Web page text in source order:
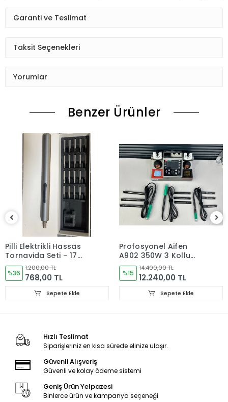
mükemmel bir yol
Ekran Türü
Garanti ve Teslimat
Taksit Seçenekleri
Yorumlar
Benzer Ürünler
Pilli Elektrikli Hassas
Tornavida Seti – 17
Uçlu Manyetik
Tornavida
%36
1.200,00 TL
768,00 TL
Sepete Ekle
Profosyonel Aifen
A902 350W 3 Kollu
Akıllı Havya Lehim
İstasyonu (C-115/C-
210/C-245/C-470)X2
%15
14.400,00 TL
12.240,00 TL
Sepete Ekle
Hızlı Teslimat
Siparişleriniz en kısa sürede elinize ulaşır.
Güvenli Alışveriş
Güvenli ve kolay ödeme sistemi
Geniş Ürün Yelpazesi
Binlerce ürün ve kampanya seçeneği